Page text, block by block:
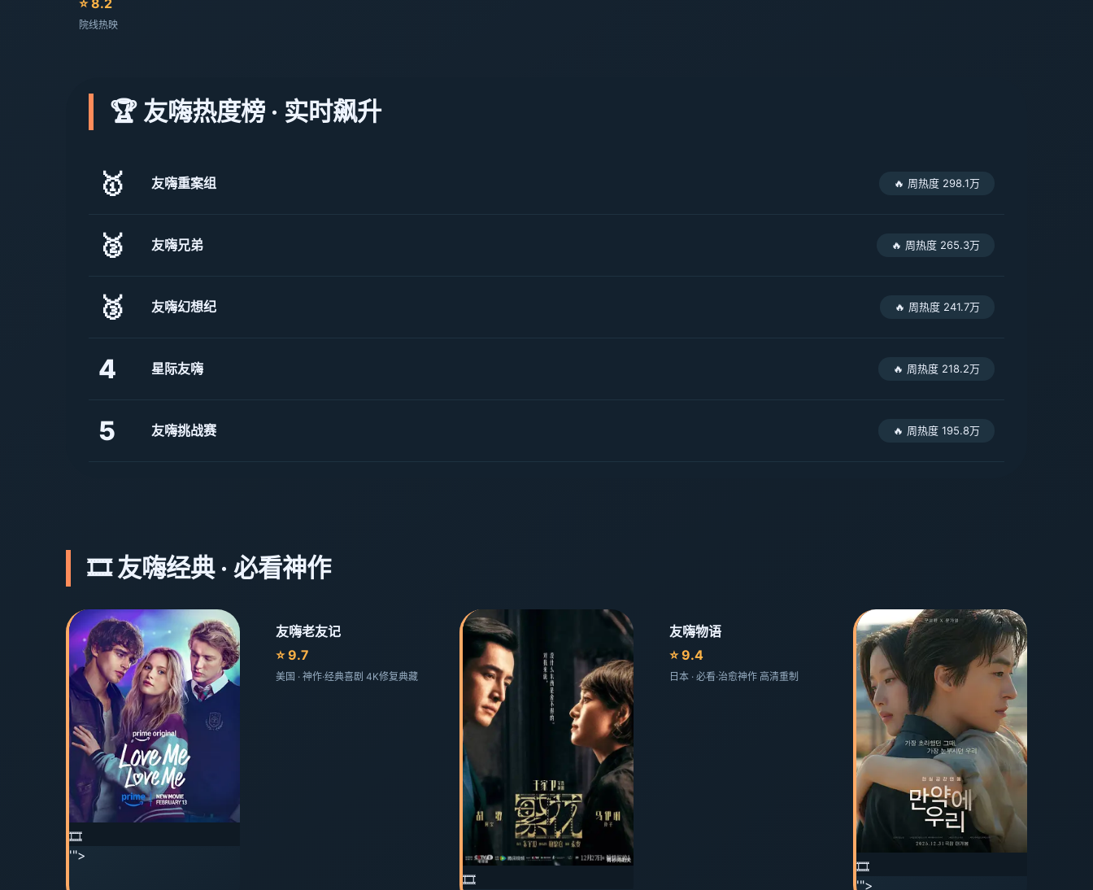
院线热映
🏆 友嗨热度榜 · 实时飙升
🥇 友嗨重案组 🔥 周热度 298.1万
🥈 友嗨兄弟 🔥 周热度 265.3万
🥉 友嗨幻想纪 🔥 周热度 241.7万
4 星际友嗨 🔥 周热度 218.2万
5 友嗨挑战赛 🔥 周热度 195.8万
🎞️ 友嗨经典 · 必看神作
🎞️
'">
友嗨老友记
⭐ 9.7
美国 · 神作·经典喜剧 4K修复典藏
🎞️
友嗨物语
⭐ 9.4
日本 · 必看·治愈神作 高清重制
🎞️
'">